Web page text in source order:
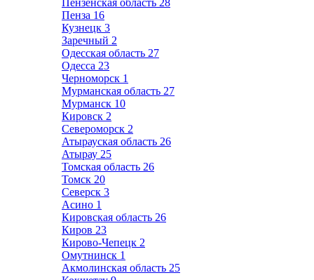
Пензенская область 28
Пенза 16
Кузнецк 3
Заречный 2
Одесская область 27
Одесса 23
Черноморск 1
Мурманская область 27
Мурманск 10
Кировск 2
Североморск 2
Атырауская область 26
Атырау 25
Томская область 26
Томск 20
Северск 3
Асино 1
Кировская область 26
Киров 23
Кирово-Чепецк 2
Омутнинск 1
Акмолинская область 25